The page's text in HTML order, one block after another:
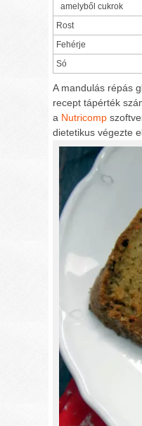
amelyből cukrok
Rost
Fehérje
Só
A mandulás répás
recept tápérték
a Nutricomp
dietetikus végezte